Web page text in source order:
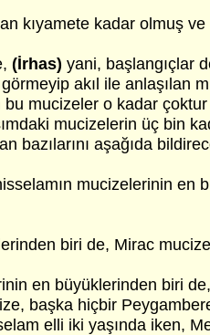
kıyamete kadar olmuş
(İrhas) yani, başlangıçlar
akıl ile anlaşılan
bu mucizeler o kadar
mucizelerin üç bin
bazılarını aşağıda
mucizelerinin en
biri de, Mirac
en büyüklerinden biri de,
başka hiçbir
elli iki yaşında iken,